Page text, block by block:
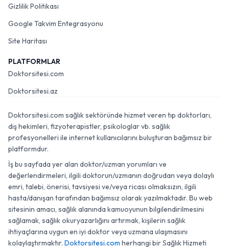
Gizlilik Politikası
Google Takvim Entegrasyonu
Site Haritası
PLATFORMLAR
Doktorsitesi.com
Doktorsitesi.az
Doktorsitesi.com sağlık sektöründe hizmet veren tıp doktorları,
diş hekimleri, fizyoterapistler, psikologlar vb. sağlık
profesyonelleri ile internet kullanıcılarını buluşturan bağımsız bir
platformdur.
İş bu sayfada yer alan doktor/uzman yorumları ve
değerlendirmeleri, ilgili doktorun/uzmanın doğrudan veya dolaylı
emri, talebi, önerisi, tavsiyesi ve/veya ricası olmaksızın, ilgili
hasta/danışan tarafından bağımsız olarak yazılmaktadır. Bu web
sitesinin amacı, sağlık alanında kamuoyunun bilgilendirilmesini
sağlamak, sağlık okuryazarlığını artırmak, kişilerin sağlık
ihtiyaçlarına uygun en iyi doktor veya uzmana ulaşmasını
kolaylaştırmaktır. Doktorsitesi.com herhangi bir Sağlık Hizmeti